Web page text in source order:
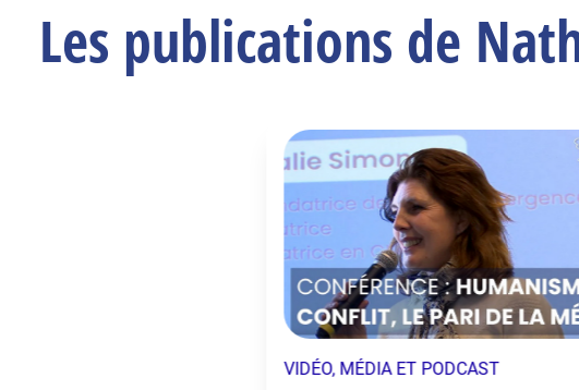
Les publications de
VIDÉO, MÉDIA ET PODCAST